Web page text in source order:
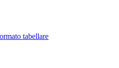
tabellare